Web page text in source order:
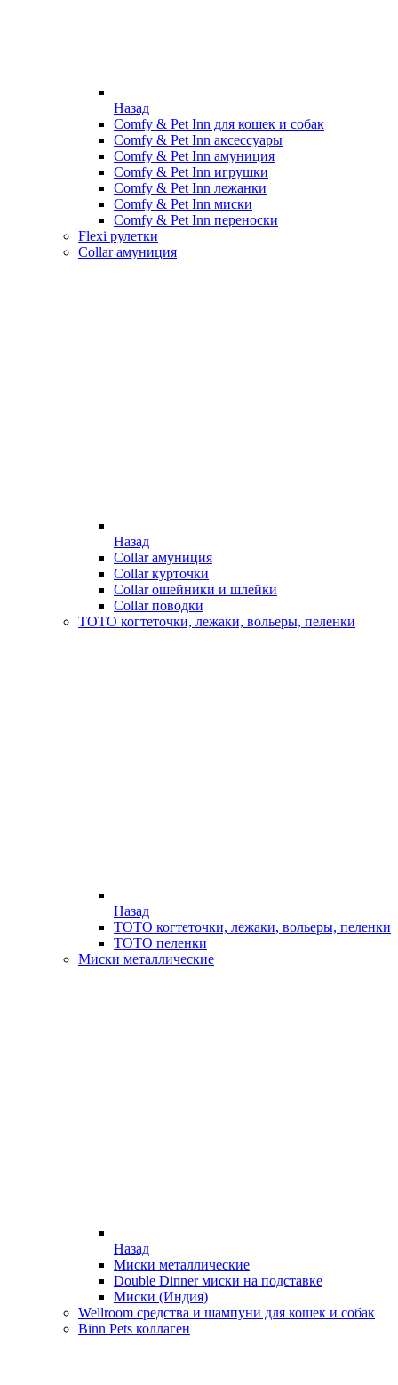
Назад
Comfy & Pet Inn для кошек и собак
Comfy & Pet Inn аксессуары
Comfy & Pet Inn амуниция
Comfy & Pet Inn игрушки
Comfy & Pet Inn лежанки
Comfy & Pet Inn миски
Comfy & Pet Inn переноски
Flexi рулетки
Collar амуниция
Назад
Collar амуниция
Collar курточки
Collar ошейники и шлейки
Collar поводки
ТОТО когтеточки, лежаки, вольеры, пеленки
Назад
ТОТО когтеточки, лежаки, вольеры, пеленки
ТОТО пеленки
Миски металлические
Назад
Миски металлические
Double Dinner миски на подставке
Миски (Индия)
Wellroom средства и шампуни для кошек и собак
Binn Pets коллаген